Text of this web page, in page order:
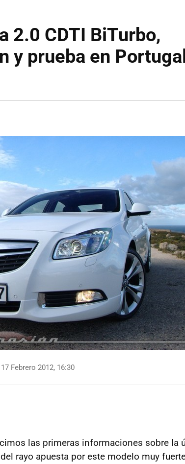
2.0 CDTI BiTurbo,
y prueba en
Febrero 2012, 16:30
las primeras informaciones sobre la
rayo apuesta por este modelo muy